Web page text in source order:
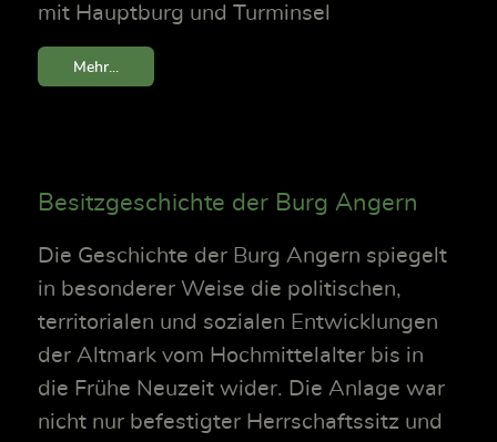
mit Hauptburg und Turminsel
Mehr...
Besitzgeschichte der Burg Angern
Die Geschichte der Burg Angern spiegelt
in besonderer Weise die politischen,
territorialen und sozialen Entwicklungen
der Altmark vom Hochmittelalter bis in
die Frühe Neuzeit wider. Die Anlage war
nicht nur befestigter Herrschaftssitz und